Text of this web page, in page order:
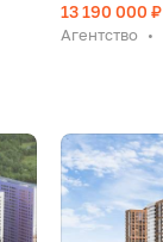
13 190 000 ₽
Агентство •